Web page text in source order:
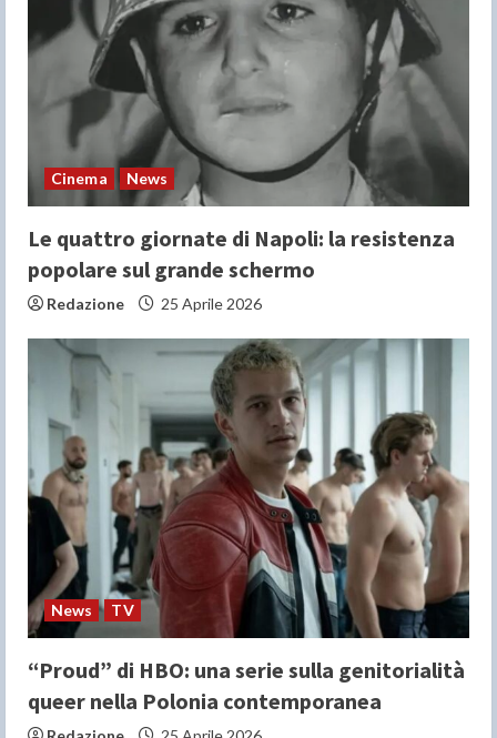
Cinema News
Le quattro giornate di Napoli: la resistenza
popolare sul grande schermo
Redazione 25 Aprile 2026
News TV
“Proud” di HBO: una serie sulla genitorialità
queer nella Polonia contemporanea